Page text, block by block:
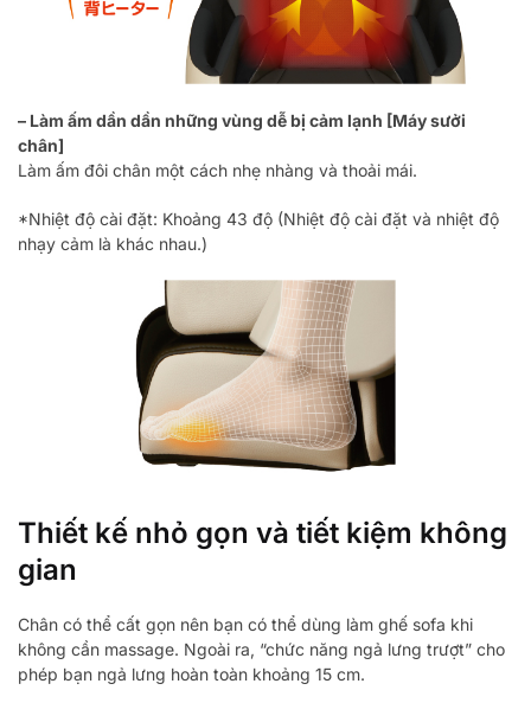
– Làm ấm dần dần những vùng dễ bị cảm lạnh [Máy ​​sưởi
chân]
Làm ấm đôi chân một cách nhẹ nhàng và thoải mái.
*Nhiệt độ cài đặt: Khoảng 43 độ (Nhiệt độ cài đặt và nhiệt độ
nhạy cảm là khác nhau.)
Thiết kế nhỏ gọn và tiết kiệm không
gian
Chân có thể cất gọn nên bạn có thể dùng làm ghế sofa khi
không cần massage. Ngoài ra, “chức năng ngả lưng trượt” cho
phép bạn ngả lưng hoàn toàn khoảng 15 cm.